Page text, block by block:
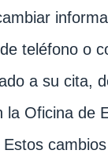
teléfono o
a su cita,
la Oficina de